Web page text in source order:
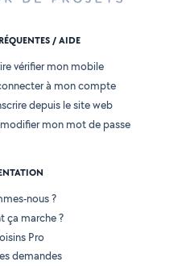
/ AIDE
vérifier mon mobile
à mon compte
depuis le site web
mon mot de passe
nous ?
ça marche ?
Pro
demandes